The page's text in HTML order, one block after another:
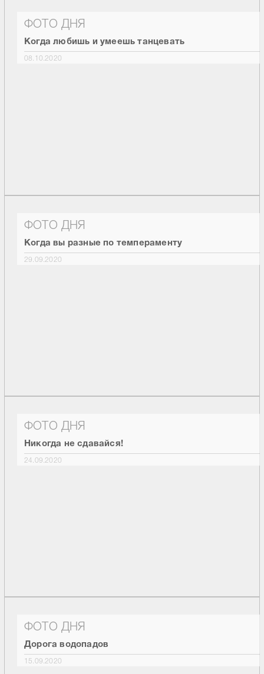
ФОТО ДНЯ
Когда любишь и умеешь танцевать
08.10.2020
ФОТО ДНЯ
Когда вы разные по темпераменту
29.09.2020
ФОТО ДНЯ
Никогда не сдавайся!
24.09.2020
ФОТО ДНЯ
Дорога водопадов
15.09.2020